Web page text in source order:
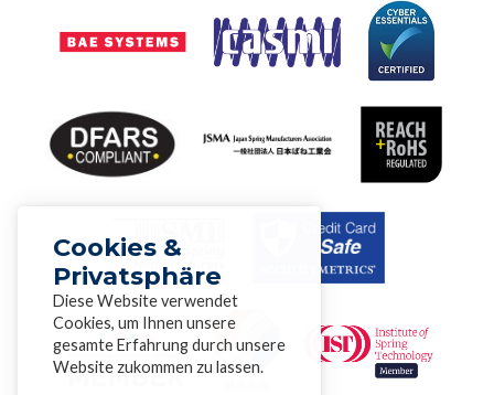
Cookies &
Privatsphäre
Diese Website verwendet
Cookies, um Ihnen unsere
gesamte Erfahrung durch unsere
Website zukommen zu lassen.